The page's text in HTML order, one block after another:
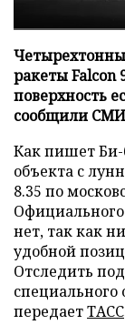
ракеты Falcon
поверхность
сообщили
Как пишет Би-
объекта с
8.35 по
нет, так как
удобной
Отследить
специального
передаетТАСС